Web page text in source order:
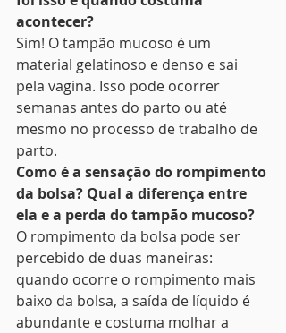
acontecer?
Sim! O tampão mucoso é um
material gelatinoso e denso e sai
pela vagina. Isso pode ocorrer
semanas antes do parto ou até
mesmo no processo de trabalho de
parto.
Como é a sensação do rompimento
da bolsa? Qual a diferença entre
ela e a perda do tampão mucoso?
O rompimento da bolsa pode ser
percebido de duas maneiras:
quando ocorre o rompimento mais
baixo da bolsa, a saída de líquido é
abundante e costuma molhar a